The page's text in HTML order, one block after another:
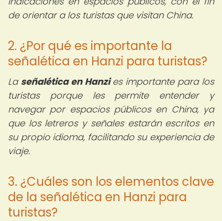
de orientar a los turistas que visitan China.
2. ¿Por qué es importante la
señalética en Hanzi para turistas?
La señalética en Hanzies importante para los
turistas porque les permite entender y
navegar por espacios públicos en China, ya
que los letreros y señales estarán escritos en
su propio idioma, facilitando su experiencia de
viaje.
3. ¿Cuáles son los elementos clave
de la señalética en Hanzi para
turistas?